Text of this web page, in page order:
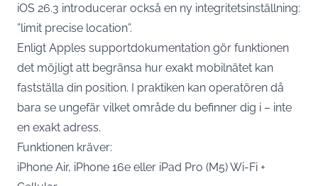
iOS 26.3 introducerar också en ny integritetsinställning:
”limit precise location”.
Enligt Apples supportdokumentation gör funktionen
det möjligt att begränsa hur exakt mobilnätet kan
fastställa din position. I praktiken kan operatören då
bara se ungefär vilket område du befinner dig i – inte
en exakt adress.
Funktionen kräver:
iPhone Air, iPhone 16e eller iPad Pro (M5) Wi-Fi +